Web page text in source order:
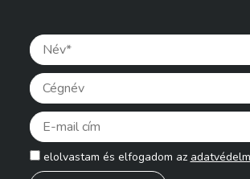
elolvastam és elfogadom az